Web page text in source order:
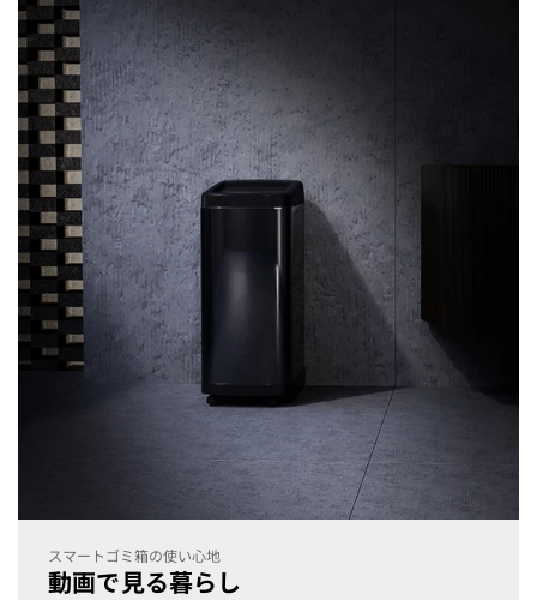
スマートゴミ箱の使い心地
動画で見る暮らし